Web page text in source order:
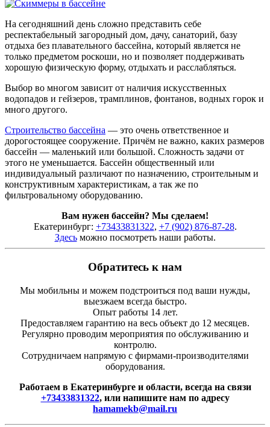
На сегодняшний день сложно представить себе
респектабельный загородный дом, дачу, санаторий, базу
отдыха без плавательного бассейна, который является не
только предметом роскоши, но и позволяет поддерживать
хорошую физическую форму, отдыхать и расслабляться.
Выбор во многом зависит от наличия искусственных
водопадов и гейзеров, трамплинов, фонтанов, водных горок и
много другого.
Строительство бассейна — это очень ответственное и
дорогостоящее сооружение. Причём не важно, каких размеров
бассейн — маленький или большой. Сложность задачи от
этого не уменьшается. Бассейн общественный или
индивидуальный различают по назначению, строительным и
конструктивным характеристикам, а так же по
фильтровальному оборудованию.
Вам нужен бассейн? Мы сделаем!
Екатеринбург: +73433831322, +7 (902) 876-87-28.
Здесьможно посмотреть наши работы.
Обратитесь к нам
Мы мобильны и можем подстроиться под ваши нужды,
выезжаем всегда быстро.
Опыт работы 14 лет.
Предоставляем гарантию на весь объект до 12 месяцев.
Регулярно проводим мероприятия по обслуживанию и
контролю.
Сотрудничаем напрямую с фирмами-производителями
оборудования.
Работаем в Екатеринбурге и области, всегда на связи
+73433831322, или напишите нам по адресу
hamamekb@mail.ru